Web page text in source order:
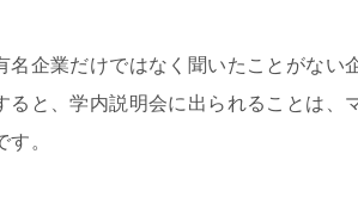
企業だけではなく聞いたことがない
と、学内説明会に出られることは、
。